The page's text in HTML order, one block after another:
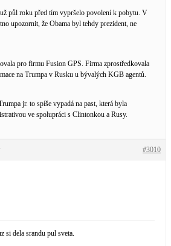
půl roku před tím vypršelo povolení k pobytu. V
upozornit, že Obama byl tehdy prezident, ne
pro firmu Fusion GPS. Firma zprostředkovala
na Trumpa v Rusku u bývalých KGB agentů.
jr. to spíše vypadá na past, která byla
ve spolupráci s Clintonkou a Rusy.
#3010
si dela srandu pul sveta.